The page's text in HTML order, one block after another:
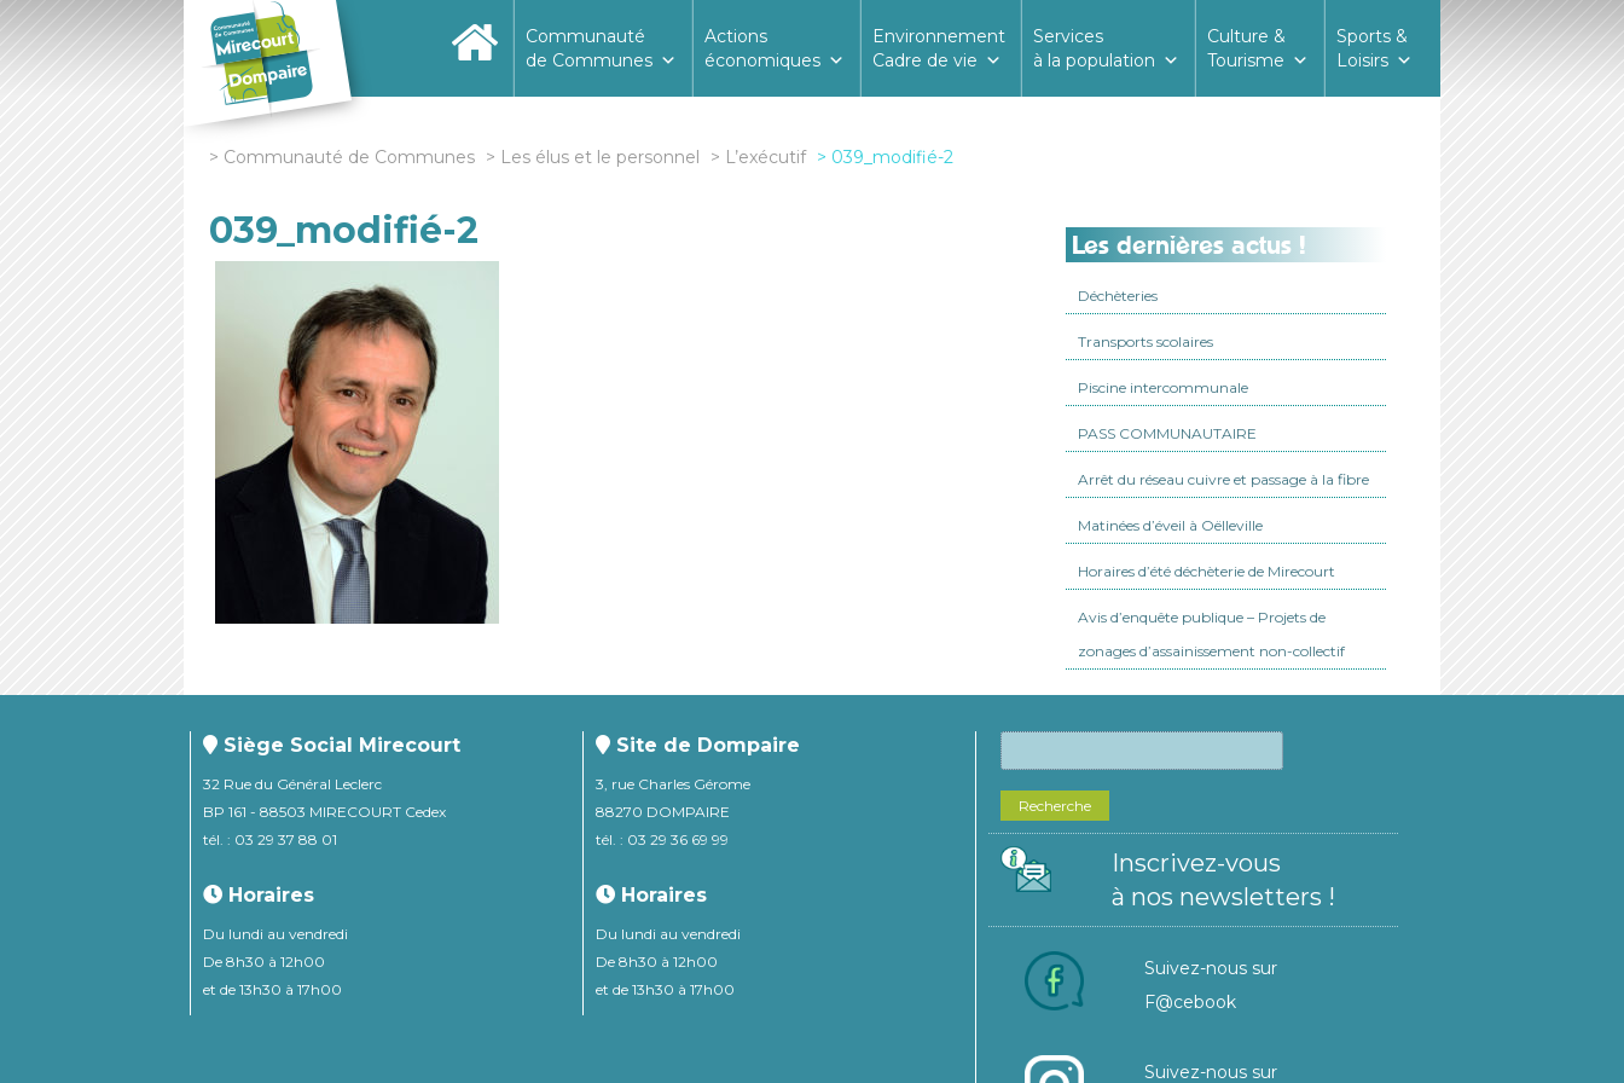
Communauté
de Communes
Actions
économiques
Environnement
Cadre de vie
Services
à la population
Culture &
Tourisme
Sports &
Loisirs
Communauté de Communes Les élus et le personnel L’exécutif 039_modifié-2
039_modifié-2 Les dernières actus !
Déchèteries
Transports scolaires
Piscine intercommunale
PASS COMMUNAUTAIRE
Arrêt du réseau cuivre et passage à la fibre
Matinées d’éveil à Oëlleville
Horaires d’été déchèterie de Mirecourt
Avis d’enquête publique – Projets de
zonages d’assainissement non-collectif
Siège Social Mirecourt
32 Rue du Général Leclerc
BP 161 - 88503 MIRECOURT Cedex
tél. : 03 29 37 88 01
Horaires
Du lundi au vendredi
De 8h30 à 12h00
et de 13h30 à 17h00
Site de Dompaire
3, rue Charles Gérome
88270 DOMPAIRE
tél. : 03 29 36 69 99
Horaires
Du lundi au vendredi
De 8h30 à 12h00
et de 13h30 à 17h00
Recherche
Inscrivez-vous
à nos newsletters !
Suivez-nous sur
F@cebook
Suivez-nous sur